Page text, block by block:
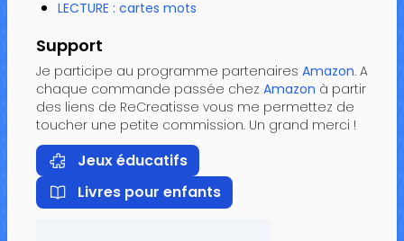
LECTURE : cartes mots
Support
Je participe au programme partenaires Amazon. A
chaque commande passée chez Amazon à partir
des liens de ReCreatisse vous me permettez de
toucher une petite commission. Un grand merci !
Jeux éducatifs
Livres pour enfants